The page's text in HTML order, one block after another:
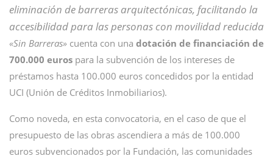
eliminación de barreras arquitectónicas, facilitando la
accesibilidad para las personas con movilidad reducida
«Sin Barreras» cuenta con una dotación de financiación de
700.000 euros para la subvención de los intereses de
préstamos hasta 100.000 euros concedidos por la entidad
UCI (Unión de Créditos Inmobiliarios).
Como noveda, en esta convocatoria, en el caso de que el
presupuesto de las obras ascendiera a más de 100.000
euros subvencionados por la Fundación, las comunidades